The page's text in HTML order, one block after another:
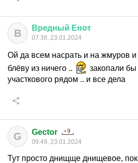
В Вредный Енот
07:38, 23.01.2024
Ой да всем насрать и на жмуров и
блёву из ничего ..
закопали
участкового рядом .. и все дела
G Gector
09:49, 23.01.2024
Тут просто днищще днищевое,